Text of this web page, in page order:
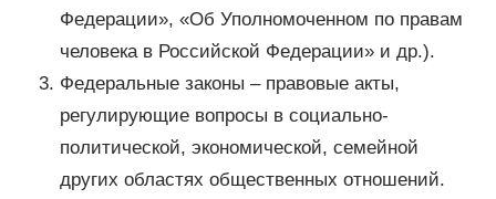
Федерации», «Об Уполномоченном по правам
человека в Российской Федерации» и др.).
Федеральные законы – правовые акты,
регулирующие вопросы в социально-
политической, экономической, семейной
других областях общественных отношений.